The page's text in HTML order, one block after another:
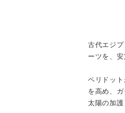
古代エジ
ーツを、
ペリドッ
を高め、
太陽の加